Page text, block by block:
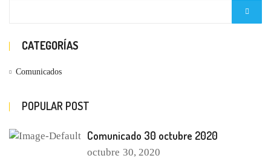
CATEGORÍAS
Comunicados
POPULAR POST
Comunicado 30 octubre 2020
octubre 30, 2020